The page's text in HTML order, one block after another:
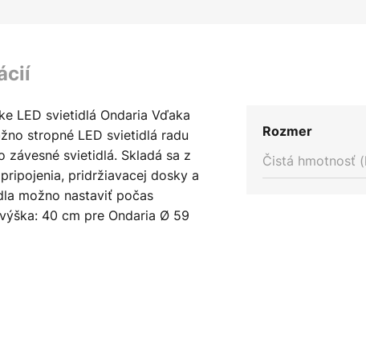
LED svietidlá Ondaria Vďaka
stropné LED svietidlá radu
závesné svietidlá. Skladá sa z
pridržiavacej dosky a
možno nastaviť počas
40 cm pre Ondaria Ø 59
Ø 11,5 cm
Rozmer
Čistá hmotnosť